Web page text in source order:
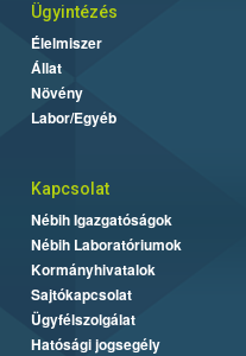
Ügyintézés
Élelmiszer
Állat
Növény
Labor/Egyéb
Kapcsolat
Nébih Igazgatóságok
Nébih Laboratóriumok
Kormányhivatalok
Sajtókapcsolat
Ügyfélszolgálat
Hatósági jogsegély